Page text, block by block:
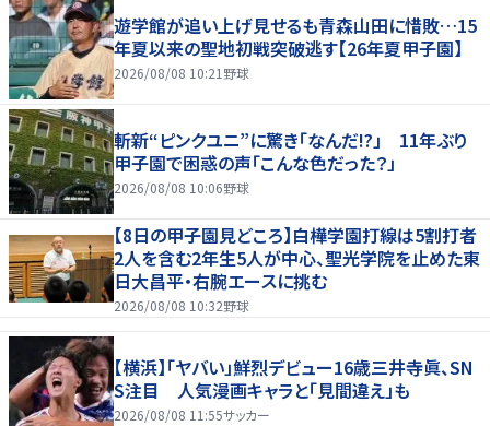
遊学館が追い上げ見せるも青森山田に惜敗…15
年夏以来の聖地初戦突破逃す【26年夏甲子園】
2026/08/08 10:21 野球
斬新“ピンクユニ”に驚き「なんだ!?」 11年ぶり
甲子園で困惑の声「こんな色だった？」
2026/08/08 10:06野球
【8日の甲子園見どころ】白樺学園打線は5割打者
2人を含む2年生5人が中心、聖光学院を止めた東
日大昌平・右腕エースに挑む
2026/08/08 10:32野球
【横浜】「ヤバい」鮮烈デビュー16歳三井寺眞、SN
S注目 人気漫画キャラと「見間違え」も
2026/08/08 11:55サッカー